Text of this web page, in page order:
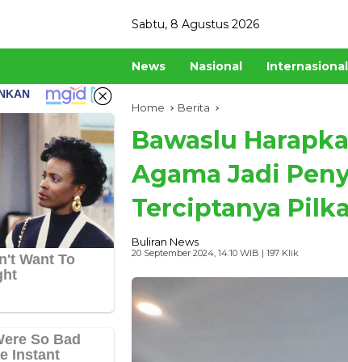
Sabtu, 8 Agustus 2026
News Nasional Internasional
Home Berita
Bawaslu
Agama Jadi
Terciptanya
Buliran News
20 September 2024, 14:10 WIB | 197 Klik